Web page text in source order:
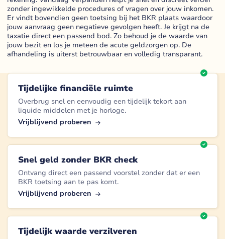
zonder ingewikkelde procedures of vragen over jouw inkomen.
Er vindt bovendien geen toetsing bij het BKR plaats waardoor
jouw aanvraag geen negatieve gevolgen heeft. Je krijgt na de
taxatie direct een passend bod. Zo behoud je de waarde van
jouw bezit en los je meteen de acute geldzorgen op. De
afhandeling is uiterst betrouwbaar en volledig transparant.
Tijdelijke financiële ruimte
Overbrug snel en eenvoudig een tijdelijk tekort aan
liquide middelen met je horloge.
Vrijblijvend proberen
Snel geld zonder BKR check
Ontvang direct een passend voorstel zonder dat er een
BKR toetsing aan te pas komt.
Vrijblijvend proberen
Tijdelijk waarde verzilveren